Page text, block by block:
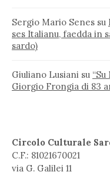
Sergio Mario Senes su
ses Italianu, faedda in
sardo)
Giuliano Lusiani su
Giorgio Frongia di 83
Circolo Culturale
C.F.: 81021670021
via G. Galilei 11